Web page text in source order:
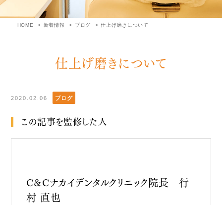
HOME 新着情報 ブログ 仕上げ磨きについて
仕上げ磨きについて
2020.02.06 ブログ
この記事を監修した人
C&Cナカイデンタルクリニック院長 行
村 直也